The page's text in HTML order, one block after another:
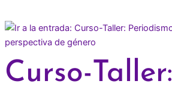
Curso-Taller: